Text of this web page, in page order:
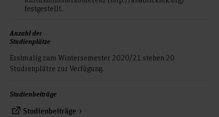
festgestellt.
Anzahl der
Studienplätze
Erstmalig zum Wintersemester 2020/21 stehen 20
Studienplätze zur Verfügung.
Studienbeiträge
Studienbeiträge